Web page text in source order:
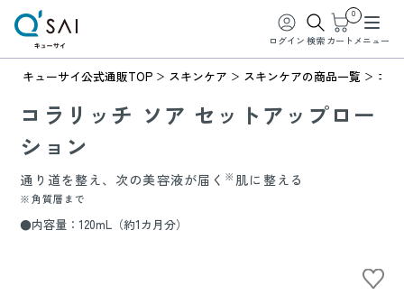
ログイン 検索
0
カート メニュー
キューサイ公式通販TOP スキンケア スキンケアの商品一覧 コ
コラリッチ ソア セットアップロー
ション
通り道を整え、次の美容液が届く ※ 肌に整える
※角質層まで
●内容量：120mL（約1カ月分）